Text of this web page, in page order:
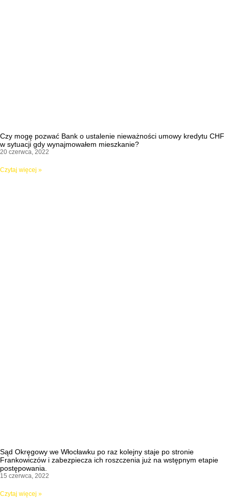
Czy mogę pozwać Bank o ustalenie nieważności umowy kredytu CHF
w sytuacji gdy wynajmowałem mieszkanie?
20 czerwca, 2022
Czytaj więcej »
Sąd Okręgowy we Włocławku po raz kolejny staje po stronie
Frankowiczów i zabezpiecza ich roszczenia już na wstępnym etapie
postępowania.
15 czerwca, 2022
Czytaj więcej »